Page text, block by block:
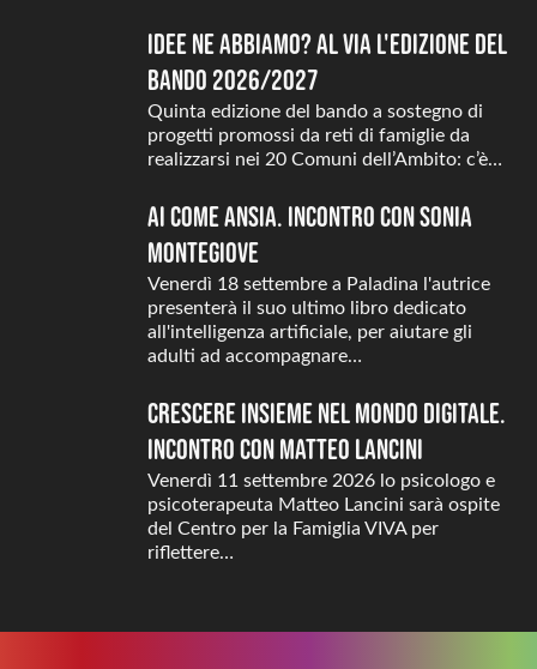
Idee ne abbiamo? Al via l'edizione del
Bando 2026/2027
Quinta edizione del bando a sostegno di
progetti promossi da reti di famiglie da
realizzarsi nei 20 Comuni dell’Ambito: c’è…
AI come ansIA. Incontro con Sonia
Montegiove
Venerdì 18 settembre a Paladina l'autrice
presenterà il suo ultimo libro dedicato
all'intelligenza artificiale, per aiutare gli
adulti ad accompagnare…
Crescere insieme nel mondo digitale.
Incontro con Matteo Lancini
Venerdì 11 settembre 2026 lo psicologo e
psicoterapeuta Matteo Lancini sarà ospite
del Centro per la Famiglia VIVA per
riflettere…